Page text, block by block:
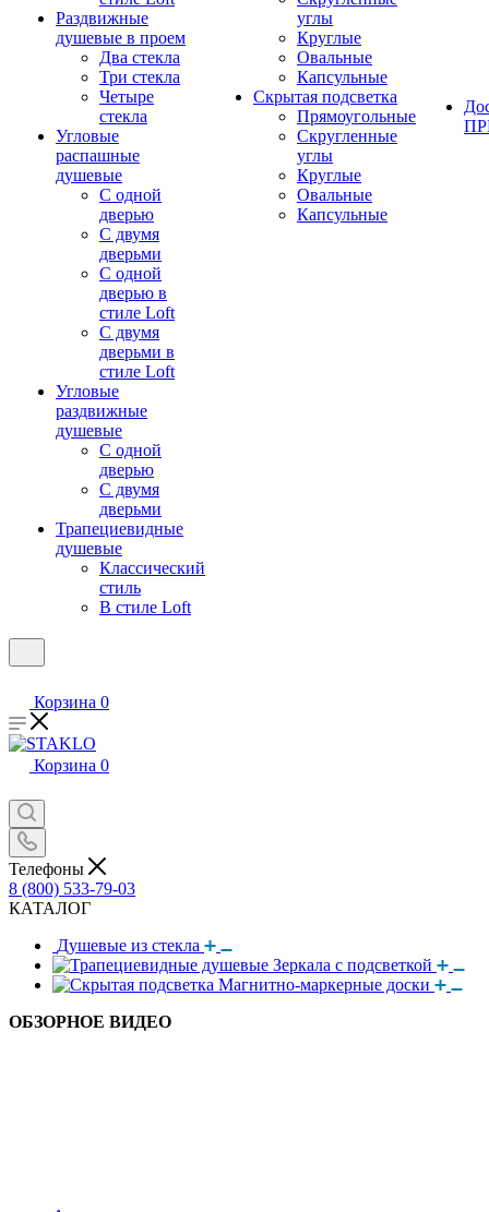
Раздвижные
душевые в проем
Два стекла
Три стекла
Четыре
стекла
Угловые
распашные
душевые
С одной
дверью
С двумя
дверьми
С одной
дверью в
стиле Loft
С двумя
дверьми в
стиле Loft
Угловые
раздвижные
душевые
С одной
дверью
С двумя
дверьми
Трапециевидные
душевые
Классический
стиль
В стиле Loft
углы
Круглые
Овальные
Капсульные
Скрытая подсветка
Прямоугольные
Скругленные
углы
Круглые
Овальные
Капсульные
Корзина 0
Корзина 0
Телефоны
8 (800) 533-79-03
КАТАЛОГ
Душевые из стекла
Зеркала с подсветкой
Магнитно-маркерные доски
ОБЗОРНОЕ ВИДЕО